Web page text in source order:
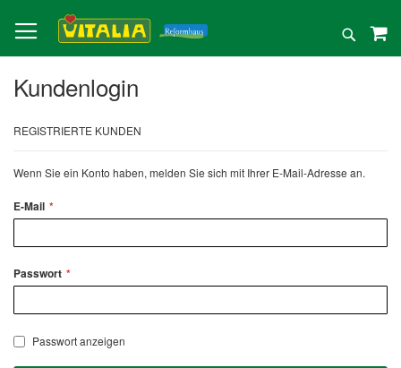
zum
Inhalt
Suche
Kundenlogin
REGISTRIERTE KUNDEN
Wenn Sie ein Konto haben, melden Sie sich mit Ihrer E-Mail-Adresse an.
E-Mail
Passwort
Passwort anzeigen